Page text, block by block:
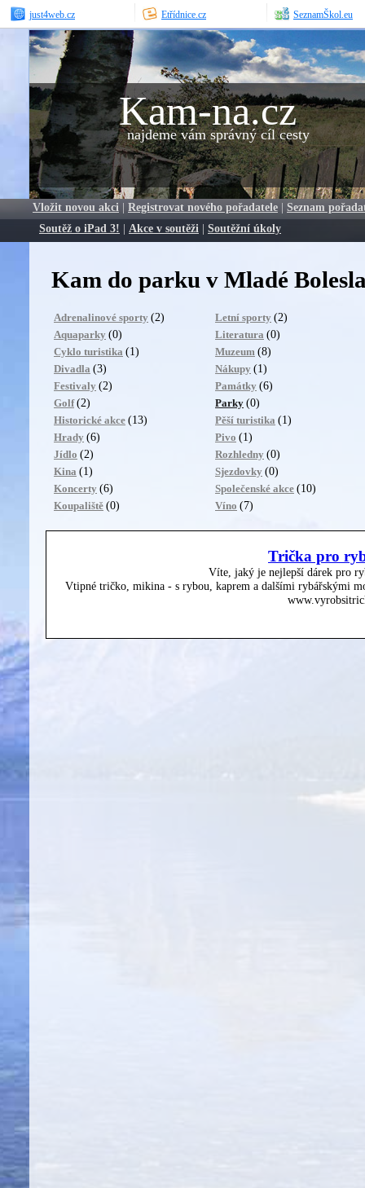
just4web.cz Etřídnice.cz SeznamŠkol.eu
Kam-na.cz
najdeme vám správný cíl cesty
Vložit novou akci | Registrovat nového pořadatele | Seznam
Soutěž o iPad 3! | Akce v soutěži | Soutěžní úkoly
Kam do parku v Mladé
Adrenalinové sporty (2)
Aquaparky (0)
Cyklo turistika (1)
Divadla (3)
Festivaly (2)
Golf (2)
Historické akce (13)
Hrady (6)
Jídlo (2)
Kina (1)
Koncerty (6)
Koupaliště (0)
Letní sporty (2)
Literatura (0)
Muzeum (8)
Nákupy (1)
Památky (6)
Parky (0)
Pěší turistika (1)
Pivo (1)
Rozhledny (0)
Sjezdovky (0)
Společenské akce (10)
Víno (7)
Trička pro
Víte, jaký je nejlepší dárek pro
Vtipné tričko, mikina - s rybou, kaprem a dalšími rybářskými